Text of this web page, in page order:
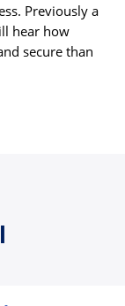
Previously a
hear how
secure than